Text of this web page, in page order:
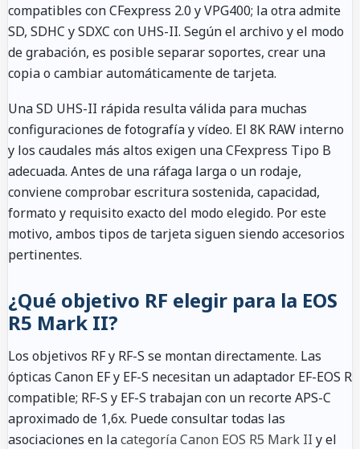
compatibles con CFexpress 2.0 y VPG400; la otra admite
SD, SDHC y SDXC con UHS-II. Según el archivo y el modo
de grabación, es posible separar soportes, crear una
copia o cambiar automáticamente de tarjeta.
Una SD UHS-II rápida resulta válida para muchas
configuraciones de fotografía y vídeo. El 8K RAW interno
y los caudales más altos exigen una CFexpress Tipo B
adecuada. Antes de una ráfaga larga o un rodaje,
conviene comprobar escritura sostenida, capacidad,
formato y requisito exacto del modo elegido. Por este
motivo, ambos tipos de tarjeta siguen siendo accesorios
pertinentes.
¿Qué objetivo RF elegir para la EOS
R5 Mark II?
Los objetivos RF y RF-S se montan directamente. Las
ópticas Canon EF y EF-S necesitan un adaptador EF-EOS R
compatible; RF-S y EF-S trabajan con un recorte APS-C
aproximado de 1,6x. Puede consultar todas las
asociaciones en lacategoría Canon EOS R5 Mark II y el